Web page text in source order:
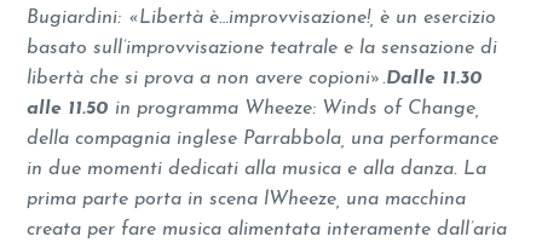
Bugiardini: «Libertà è…improvvisazione!, è un esercizio
basato sull’improvvisazione teatrale e la sensazione di
libertà che si prova a non avere copioni».Dalle 11.30
alle 11.50 in programma Wheeze: Winds of Change,
della compagnia inglese Parrabbola, una performance
in due momenti dedicati alla musica e alla danza. La
prima parte porta in scena lWheeze, una macchina
creata per fare musica alimentata interamente dall’aria